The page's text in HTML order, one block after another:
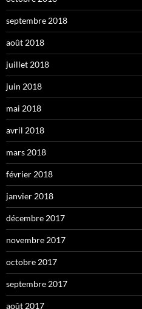
septembre 2018
août 2018
juillet 2018
juin 2018
mai 2018
avril 2018
mars 2018
février 2018
janvier 2018
décembre 2017
novembre 2017
octobre 2017
septembre 2017
août 2017